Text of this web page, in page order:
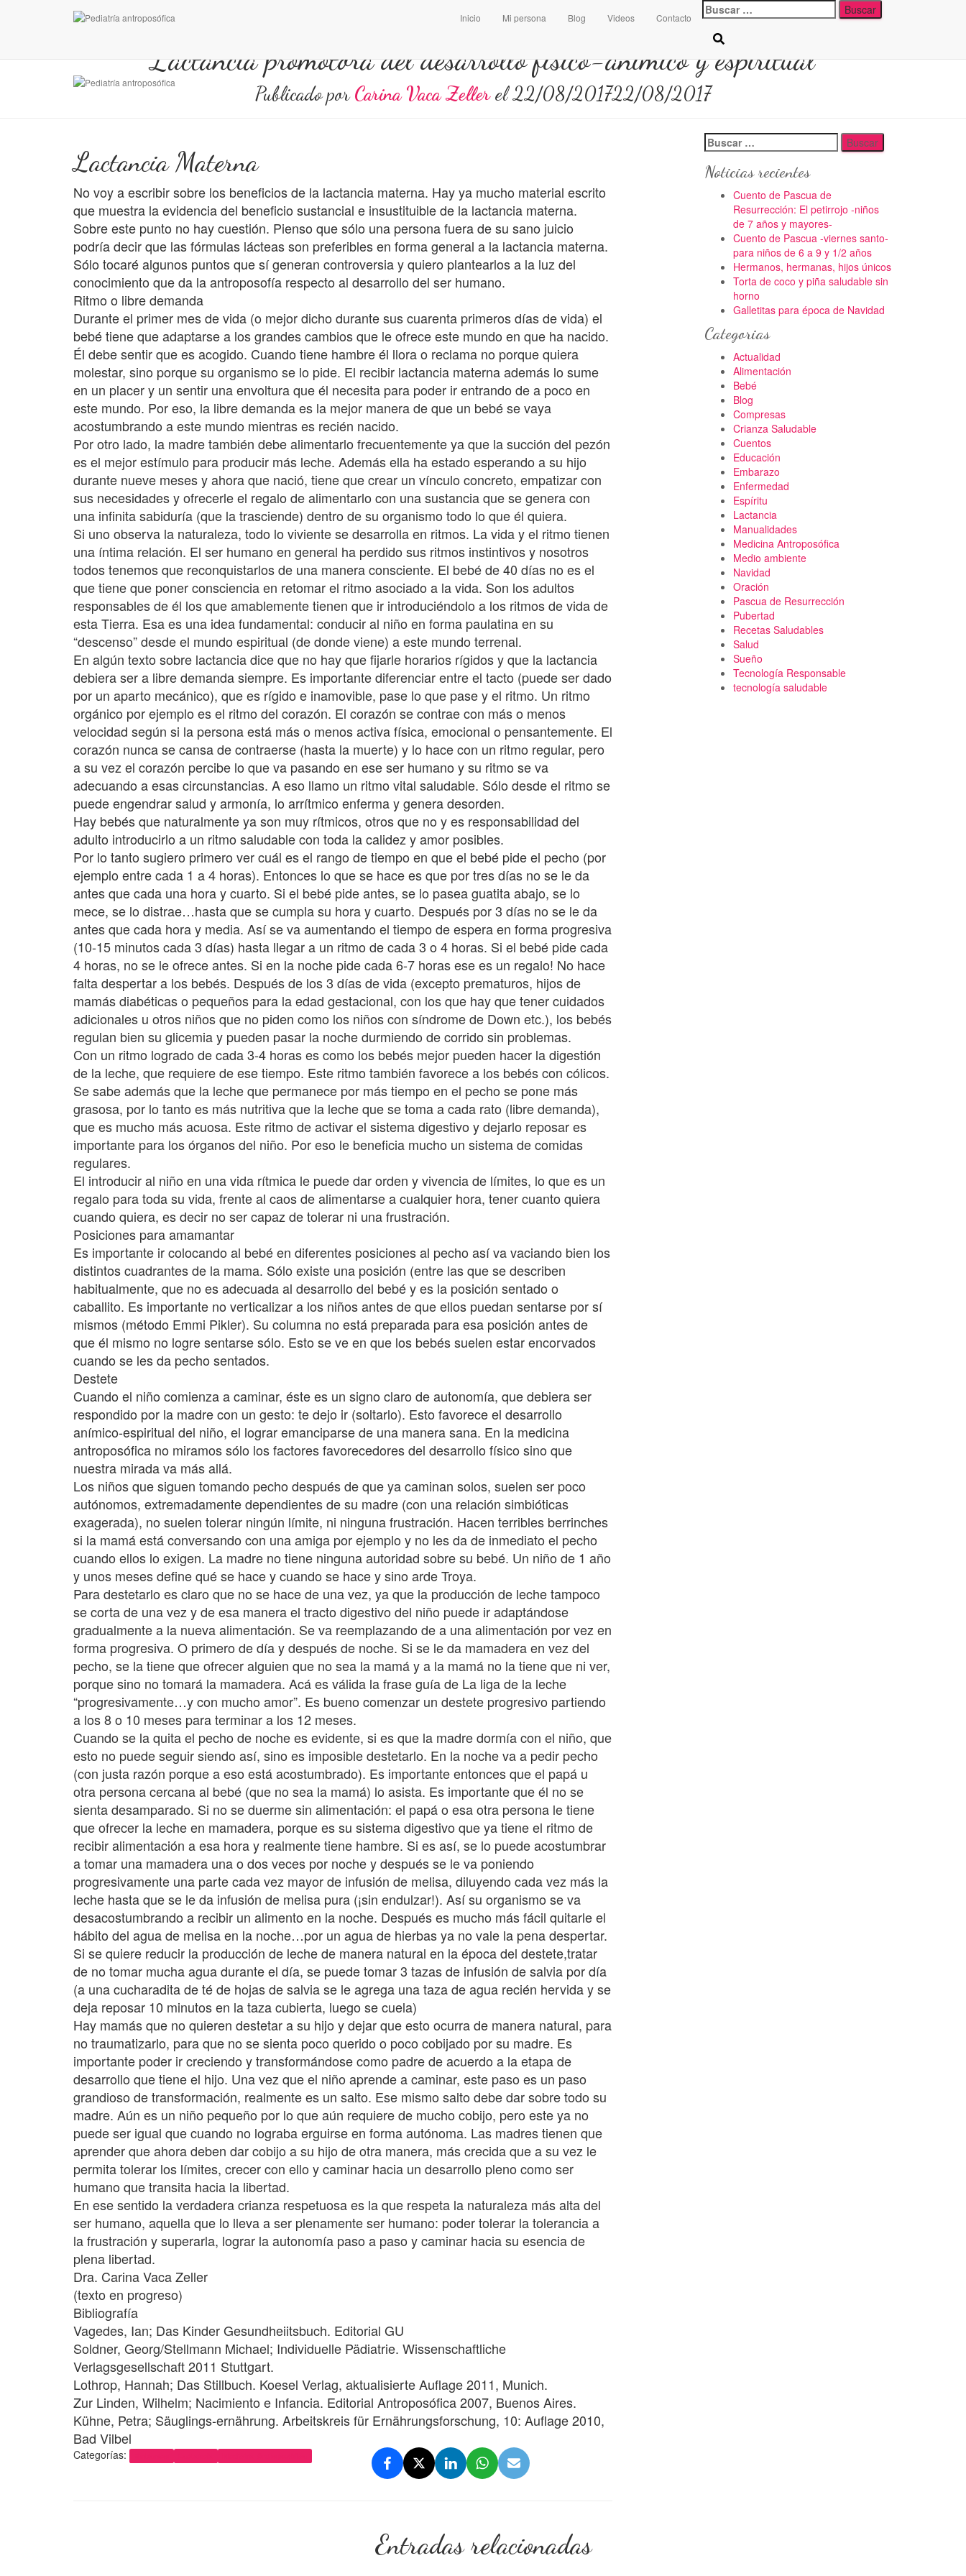
Inicio Mi persona Blog Videos Contacto
Buscar:
Lactancia promotora del desarrollo físico-anímico y espiritual
Publicado porCarina Vaca Zellerel22/08/201722/08/2017
Lactancia Materna
No voy a escribir sobre los beneficios de la lactancia materna. Hay ya mucho material escrito
que muestra la evidencia del beneficio sustancial e insustituible de la lactancia materna.
Sobre este punto no hay cuestión. Pienso que sólo una persona fuera de su sano juicio
podría decir que las fórmulas lácteas son preferibles en forma general a la lactancia materna.
Sólo tocaré algunos puntos que sí generan controversia y quiero plantearlos a la luz del
conocimiento que da la antroposofía respecto al desarrollo del ser humano.
Ritmo o libre demanda
Durante el primer mes de vida (o mejor dicho durante sus cuarenta primeros días de vida) el
bebé tiene que adaptarse a los grandes cambios que le ofrece este mundo en que ha nacido.
Él debe sentir que es acogido. Cuando tiene hambre él llora o reclama no porque quiera
molestar, sino porque su organismo se lo pide. El recibir lactancia materna además lo sume
en un placer y un sentir una envoltura que él necesita para poder ir entrando de a poco en
este mundo. Por eso, la libre demanda es la mejor manera de que un bebé se vaya
acostumbrando a este mundo mientras es recién nacido.
Por otro lado, la madre también debe alimentarlo frecuentemente ya que la succión del pezón
es el mejor estímulo para producir más leche. Además ella ha estado esperando a su hijo
durante nueve meses y ahora que nació, tiene que crear un vínculo concreto, empatizar con
sus necesidades y ofrecerle el regalo de alimentarlo con una sustancia que se genera con
una infinita sabiduría (que la trasciende) dentro de su organismo todo lo que él quiera.
Si uno observa la naturaleza, todo lo viviente se desarrolla en ritmos. La vida y el ritmo tienen
una íntima relación. El ser humano en general ha perdido sus ritmos instintivos y nosotros
todos tenemos que reconquistarlos de una manera consciente. El bebé de 40 días no es el
que tiene que poner consciencia en retomar el ritmo asociado a la vida. Son los adultos
responsables de él los que amablemente tienen que ir introduciéndolo a los ritmos de vida de
esta Tierra. Esa es una idea fundamental: conducir al niño en forma paulatina en su
“descenso” desde el mundo espiritual (de donde viene) a este mundo terrenal.
En algún texto sobre lactancia dice que no hay que fijarle horarios rígidos y que la lactancia
debiera ser a libre demanda siempre. Es importante diferenciar entre el tacto (puede ser dado
por un aparto mecánico), que es rígido e inamovible, pase lo que pase y el ritmo. Un ritmo
orgánico por ejemplo es el ritmo del corazón. El corazón se contrae con más o menos
velocidad según si la persona está más o menos activa física, emocional o pensantemente. El
corazón nunca se cansa de contraerse (hasta la muerte) y lo hace con un ritmo regular, pero
a su vez el corazón percibe lo que va pasando en ese ser humano y su ritmo se va
adecuando a esas circunstancias. A eso llamo un ritmo vital saludable. Sólo desde el ritmo se
puede engendrar salud y armonía, lo arrítmico enferma y genera desorden.
Hay bebés que naturalmente ya son muy rítmicos, otros que no y es responsabilidad del
adulto introducirlo a un ritmo saludable con toda la calidez y amor posibles.
Por lo tanto sugiero primero ver cuál es el rango de tiempo en que el bebé pide el pecho (por
ejemplo entre cada 1 a 4 horas). Entonces lo que se hace es que por tres días no se le da
antes que cada una hora y cuarto. Si el bebé pide antes, se lo pasea guatita abajo, se lo
mece, se lo distrae…hasta que se cumpla su hora y cuarto. Después por 3 días no se le da
antes que cada hora y media. Así se va aumentando el tiempo de espera en forma progresiva
(10-15 minutos cada 3 días) hasta llegar a un ritmo de cada 3 o 4 horas. Si el bebé pide cada
4 horas, no se le ofrece antes. Si en la noche pide cada 6-7 horas ese es un regalo! No hace
falta despertar a los bebés. Después de los 3 días de vida (excepto prematuros, hijos de
mamás diabéticas o pequeños para la edad gestacional, con los que hay que tener cuidados
adicionales u otros niños que no piden como los niños con síndrome de Down etc.), los bebés
regulan bien su glicemia y pueden pasar la noche durmiendo de corrido sin problemas.
Con un ritmo logrado de cada 3-4 horas es como los bebés mejor pueden hacer la digestión
de la leche, que requiere de ese tiempo. Este ritmo también favorece a los bebés con cólicos.
Se sabe además que la leche que permanece por más tiempo en el pecho se pone más
grasosa, por lo tanto es más nutritiva que la leche que se toma a cada rato (libre demanda),
que es mucho más acuosa. Este ritmo de activar el sistema digestivo y dejarlo reposar es
importante para los órganos del niño. Por eso le beneficia mucho un sistema de comidas
regulares.
El introducir al niño en una vida rítmica le puede dar orden y vivencia de límites, lo que es un
regalo para toda su vida, frente al caos de alimentarse a cualquier hora, tener cuanto quiera
cuando quiera, es decir no ser capaz de tolerar ni una frustración.
Posiciones para amamantar
Es importante ir colocando al bebé en diferentes posiciones al pecho así va vaciando bien los
distintos cuadrantes de la mama. Sólo existe una posición (entre las que se describen
habitualmente, que no es adecuada al desarrollo del bebé y es la posición sentado o
caballito. Es importante no verticalizar a los niños antes de que ellos puedan sentarse por sí
mismos (método Emmi Pikler). Su columna no está preparada para esa posición antes de
que él mismo no logre sentarse sólo. Esto se ve en que los bebés suelen estar encorvados
cuando se les da pecho sentados.
Destete
Cuando el niño comienza a caminar, éste es un signo claro de autonomía, que debiera ser
respondido por la madre con un gesto: te dejo ir (soltarlo). Esto favorece el desarrollo
anímico-espiritual del niño, el lograr emanciparse de una manera sana. En la medicina
antroposófica no miramos sólo los factores favorecedores del desarrollo físico sino que
nuestra mirada va más allá.
Los niños que siguen tomando pecho después de que ya caminan solos, suelen ser poco
autónomos, extremadamente dependientes de su madre (con una relación simbióticas
exagerada), no suelen tolerar ningún límite, ni ninguna frustración. Hacen terribles berrinches
si la mamá está conversando con una amiga por ejemplo y no les da de inmediato el pecho
cuando ellos lo exigen. La madre no tiene ninguna autoridad sobre su bebé. Un niño de 1 año
y unos meses define qué se hace y cuando se hace y sino arde Troya.
Para destetarlo es claro que no se hace de una vez, ya que la producción de leche tampoco
se corta de una vez y de esa manera el tracto digestivo del niño puede ir adaptándose
gradualmente a la nueva alimentación. Se va reemplazando de a una alimentación por vez en
forma progresiva. O primero de día y después de noche. Si se le da mamadera en vez del
pecho, se la tiene que ofrecer alguien que no sea la mamá y a la mamá no la tiene que ni ver,
porque sino no tomará la mamadera. Acá es válida la frase guía de La liga de la leche
“progresivamente…y con mucho amor”. Es bueno comenzar un destete progresivo partiendo
a los 8 o 10 meses para terminar a los 12 meses.
Cuando se la quita el pecho de noche es evidente, si es que la madre dormía con el niño, que
esto no puede seguir siendo así, sino es imposible destetarlo. En la noche va a pedir pecho
(con justa razón porque a eso está acostumbrado). Es importante entonces que el papá u
otra persona cercana al bebé (que no sea la mamá) lo asista. Es importante que él no se
sienta desamparado. Si no se duerme sin alimentación: el papá o esa otra persona le tiene
que ofrecer la leche en mamadera, porque es su sistema digestivo que ya tiene el ritmo de
recibir alimentación a esa hora y realmente tiene hambre. Si es así, se lo puede acostumbrar
a tomar una mamadera una o dos veces por noche y después se le va poniendo
progresivamente una parte cada vez mayor de infusión de melisa, diluyendo cada vez más la
leche hasta que se le da infusión de melisa pura (¡sin endulzar!). Así su organismo se va
desacostumbrando a recibir un alimento en la noche. Después es mucho más fácil quitarle el
hábito del agua de melisa en la noche…por un agua de hierbas ya no vale la pena despertar.
Si se quiere reducir la producción de leche de manera natural en la época del destete,tratar
de no tomar mucha agua durante el día, se puede tomar 3 tazas de infusión de salvia por día
(a una cucharadita de té de hojas de salvia se le agrega una taza de agua recién hervida y se
deja reposar 10 minutos en la taza cubierta, luego se cuela)
Hay mamás que no quieren destetar a su hijo y dejar que esto ocurra de manera natural, para
no traumatizarlo, para que no se sienta poco querido o poco cobijado por su madre. Es
importante poder ir creciendo y transformándose como padre de acuerdo a la etapa de
desarrollo que tiene el hijo. Una vez que el niño aprende a caminar, este paso es un paso
grandioso de transformación, realmente es un salto. Ese mismo salto debe dar sobre todo su
madre. Aún es un niño pequeño por lo que aún requiere de mucho cobijo, pero este ya no
puede ser igual que cuando no lograba erguirse en forma autónoma. Las madres tienen que
aprender que ahora deben dar cobijo a su hijo de otra manera, más crecida que a su vez le
permita tolerar los límites, crecer con ello y caminar hacia un desarrollo pleno como ser
humano que transita hacia la libertad.
En ese sentido la verdadera crianza respetuosa es la que respeta la naturaleza más alta del
ser humano, aquella que lo lleva a ser plenamente ser humano: poder tolerar la tolerancia a
la frustración y superarla, lograr la autonomía paso a paso y caminar hacia su esencia de
plena libertad.
Dra. Carina Vaca Zeller
(texto en progreso)
Bibliografía
Vagedes, Ian; Das Kinder Gesundheiitsbuch. Editorial GU
Soldner, Georg/Stellmann Michael; Individuelle Pädiatrie. Wissenschaftliche
Verlagsgesellschaft 2011 Stuttgart.
Lothrop, Hannah; Das Stillbuch. Koesel Verlag, aktualisierte Auflage 2011, Munich.
Zur Linden, Wilhelm; Nacimiento e Infancia. Editorial Antroposófica 2007, Buenos Aires.
Kühne, Petra; Säuglings-ernährung. Arbeitskreis für Ernährungsforschung, 10: Auflage 2010,
Bad Vilbel
Categorías:
Buscar:
Noticias recientes
Cuento de Pascua de
Resurrección: El petirrojo -niños
de 7 años y mayores-
Cuento de Pascua -viernes santo-
para niños de 6 a 9 y 1/2 años
Hermanos, hermanas, hijos únicos
Torta de coco y piña saludable sin
horno
Galletitas para época de Navidad
Categorias
Actualidad
Alimentación
Bebé
Blog
Compresas
Crianza Saludable
Cuentos
Educación
Embarazo
Enfermedad
Espíritu
Lactancia
Manualidades
Medicina Antroposófica
Medio ambiente
Navidad
Oración
Pascua de Resurrección
Pubertad
Recetas Saludables
Salud
Sueño
Tecnología Responsable
tecnología saludable
Entradas relacionadas